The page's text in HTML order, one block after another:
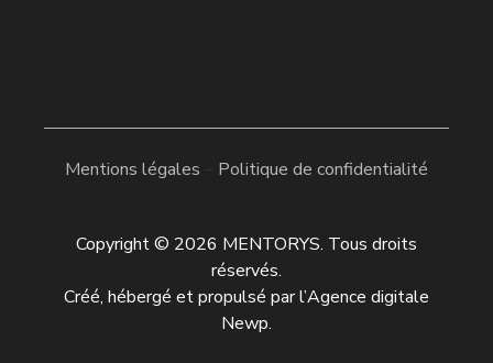
Mentions légales Politique de confidentialité
Copyright © 2026 MENTORYS. Tous droits
réservés.
Créé, hébergé et propulsé par l’Agence digitale
Newp.